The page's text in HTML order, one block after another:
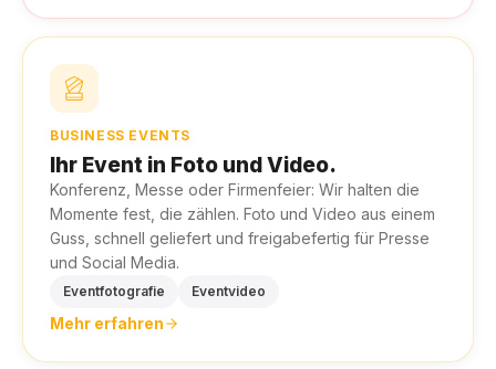
BUSINESS EVENTS
Ihr Event in Foto und Video.
Konferenz, Messe oder Firmenfeier: Wir halten die
Momente fest, die zählen. Foto und Video aus einem
Guss, schnell geliefert und freigabefertig für Presse
und Social Media.
Eventfotografie Eventvideo
Mehr erfahren